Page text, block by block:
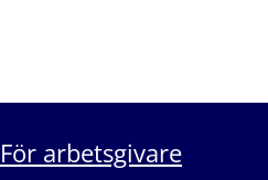
För arbetsgivare